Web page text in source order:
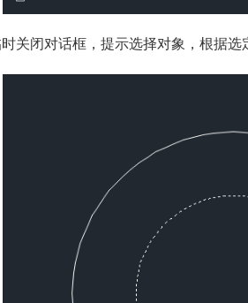
时关闭对话框，提示选择对象，根据